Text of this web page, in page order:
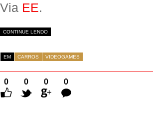
Via EE.
CONTINUE LENDO
EM CARROS VIDEOGAMES
0 0 0
0
Comentários